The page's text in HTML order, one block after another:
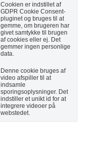
Cookien er indstillet af
GDPR Cookie Consent-
pluginet og bruges til at
gemme, om brugeren har
givet samtykke til brugen
af cookies eller ej. Det
gemmer ingen personlige
data.
Denne cookie bruges af
video afspiller til at
indsamle
sporingsoplysninger. Det
indstiller et unikt id for at
integrere videoer på
webstedet.